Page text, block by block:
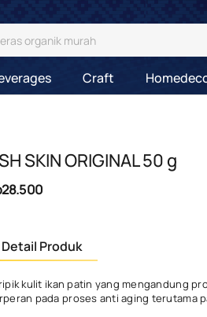
Craft
SKIN ORIGINAL 50 g
Detail Produk
kulit ikan patin yang mengandung
pada proses anti aging terutama